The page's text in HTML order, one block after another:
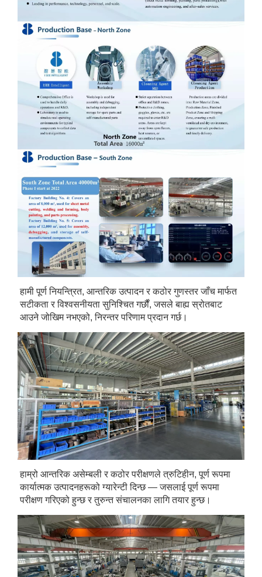
हामी पूर्ण नियन्त्रित, आन्तरिक उत्पादन र कठोर गुणस्तर जाँच मार्फत
सटीकता र विश्वसनीयता सुनिश्चित गर्छौं, जसले बाह्य स्रोतबाट
आउने जोखिम नभएको, निरन्तर परिणाम प्रदान गर्छ।
हाम्रो आन्तरिक असेम्बली र कठोर परीक्षणले त्रुटिहीन, पूर्ण रूपमा
कार्यात्मक उत्पादनहरूको ग्यारेन्टी दिन्छ — जसलाई पूर्ण रूपमा
परीक्षण गरिएको हुन्छ र तुरुन्त संचालनका लागि तयार हुन्छ।